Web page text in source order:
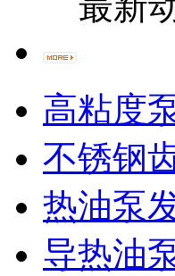
高粘度
不锈钢
热油泵
导热油